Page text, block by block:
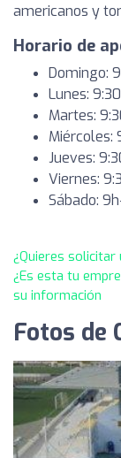
americanos y
Horario de
Domingo:
Lunes:
Martes:
Miércoles:
Jueves:
Viernes:
Sábado:
¿Quieres solicitar
¿Es esta tu
su información
Fotos de